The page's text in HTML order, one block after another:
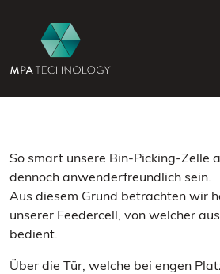
So smart unsere Bin-Picking-Zelle
dennoch anwenderfreundlich sein.
Aus diesem Grund betrachten wir
unserer Feedercell, von welcher
bedient.
Über die Tür, welche bei engen